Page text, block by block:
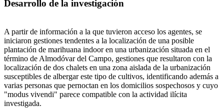
Desarrollo de la investigación
A partir de información a la que tuvieron acceso los agentes, se
iniciaron gestiones tendentes a la localización de una posible
plantación de marihuana indoor en una urbanización situada en el
término de Almodóvar del Campo, gestiones que resultaron con la
localización de dos chalets en una zona aislada de la urbanización
susceptibles de albergar este tipo de cultivos, identificando además a
varias personas que pernoctan en los domicilios sospechosos y cuyo
"modus vivendi" parece compatible con la actividad ilícita
investigada.